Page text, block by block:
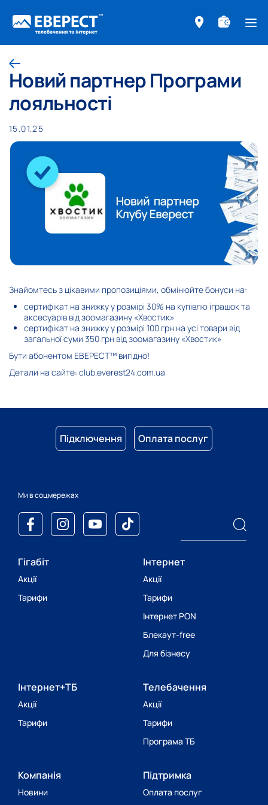
Новий партнер Програми
лояльності
15.01.25
Знайомтесь з цікавими пропозиціями, обмінюйте бонуси на:
сертифікат на знижку у розмірі 30% на купівлю іграшок та
аксесуарів від зоомагазину «Хвостик»
сертифікат на знижку у розмірі 100 грн на усі товари від
загальної суми 350 грн від зоомагазину «Хвостик»
Бути абонентом ЕВЕРЕСТ™ вигідно!
Детали на сайте: club.everest24.com.ua
Підключення Оплата послуг
Ми в соцмережах
Гігабіт
Акції
Тарифи
Інтернет
Акції
Тарифи
Інтернет PON
Блекаут-free
Для бізнесу
Інтернет+ТБ
Акції
Тарифи
Телебачення
Акції
Тарифи
Програма ТБ
Підтримка
Оплата послуг
Компанія
Новини